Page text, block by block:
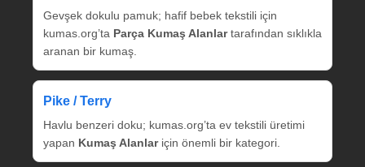
Gevşek dokulu pamuk; hafif bebek tekstili için
kumas.org’ta Parça Kumaş Alanlartarafından sıklıkla
aranan bir kumaş.
Pike / Terry
Havlu benzeri doku; kumas.org’ta ev tekstili üretimi
yapan Kumaş Alanlariçin önemli bir kategori.